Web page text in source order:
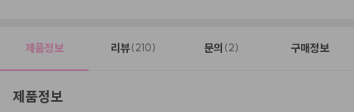
제품정보 리뷰 (210) 문의 (2) 구매정보
제품정보